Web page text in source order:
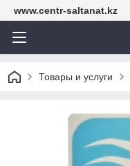
www.centr-saltanat.kz
Товары и услуги